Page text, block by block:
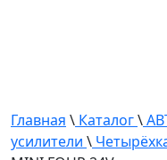
Главная \ Каталог\
усилители \